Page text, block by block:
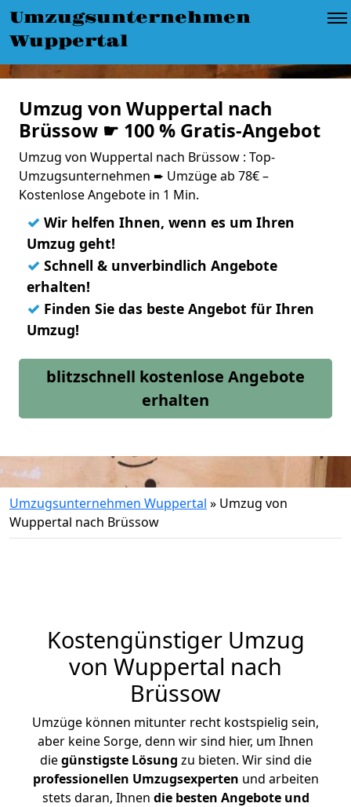
Umzugsunternehmen
Wuppertal
Umzug von Wuppertal nach
Brüssow ☛ 100 % Gratis-Angebot
Umzug von Wuppertal nach Brüssow : Top-
Umzugsunternehmen ➨ Umzüge ab 78€ –
Kostenlose Angebote in 1 Min.
✓ Wir helfen Ihnen, wenn es um Ihren
Umzug geht!
✓ Schnell & unverbindlich Angebote
erhalten!
✓ Finden Sie das beste Angebot für Ihren
Umzug!
blitzschnell kostenlose Angebote
erhalten
Umzugsunternehmen Wuppertal » Umzug von
Wuppertal nach Brüssow
Kostengünstiger Umzug
von Wuppertal nach
Brüssow
Umzüge können mitunter recht kostspielig sein,
aber keine Sorge, denn wir sind hier, um Ihnen
diegünstigste Lösung zu bieten. Wir sind die
professionellen Umzugsexperten und arbeiten
stets daran, Ihnen die besten Angebote und